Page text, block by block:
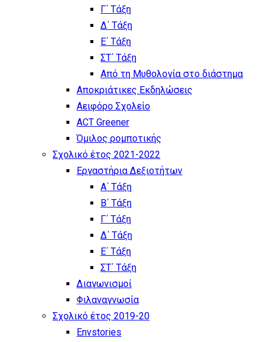
Γ΄ Τάξη
Δ΄ Τάξη
Ε΄ Τάξη
ΣΤ΄ Τάξη
Από τη Μυθολογία στο διάστημα
Αποκριάτικες Εκδηλώσεις
Αειφόρο Σχολείο
ACT Greener
Όμιλος ρομποτικής
Σχολικό έτος 2021-2022
Εργαστήρια Δεξιοτήτων
Α΄ Τάξη
Β΄ Τάξη
Γ΄ Τάξη
Δ΄ Τάξη
Ε΄ Τάξη
ΣΤ΄ Τάξη
Διαγωνισμοί
Φιλαναγνωσία
Σχολικό έτος 2019-20
Envstories